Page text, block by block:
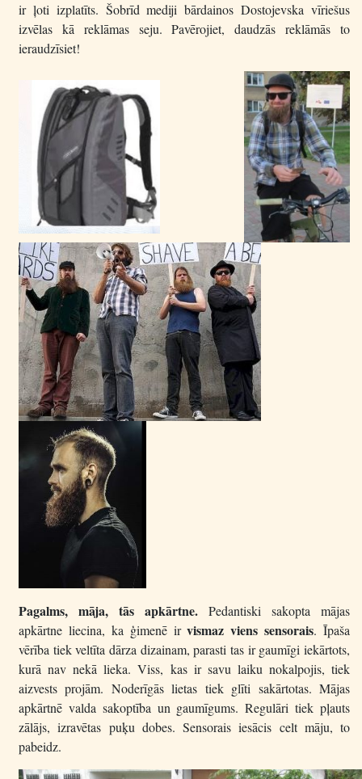
ir ļoti izplatīts. Šobrīd mediji bārdainos Dostojevska vīriešus
izvēlas kā reklāmas seju. Pavērojiet, daudzās reklāmās to
ieraudzīsiet!
Pagalms, māja, tās apkārtne. Pedantiski sakopta mājas
apkārtne liecina, ka ģimenē irvismaz viens sensorais. Īpaša
vērība tiek veltīta dārza dizainam, parasti tas ir gaumīgi iekārtots,
kurā nav nekā lieka. Viss, kas ir savu laiku nokalpojis, tiek
aizvests projām. Noderīgās lietas tiek glīti sakārtotas. Mājas
apkārtnē valda sakoptība un gaumīgums. Regulāri tiek pļauts
zālājs, izravētas puķu dobes. Sensorais iesācis celt māju, to
pabeidz.